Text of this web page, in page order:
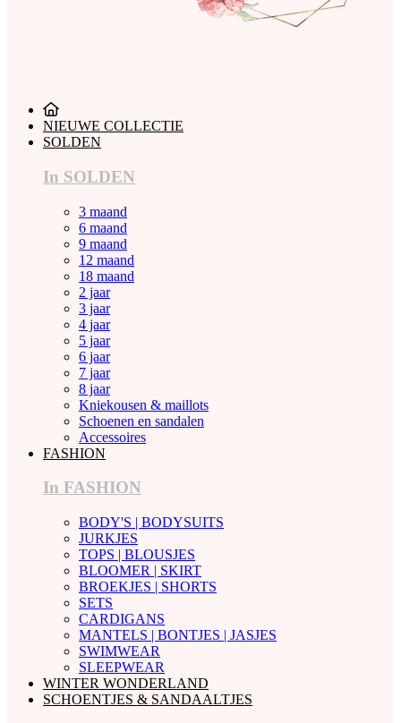
NIEUWE COLLECTIE
SOLDEN
In SOLDEN
3 maand
6 maand
9 maand
12 maand
18 maand
2 jaar
3 jaar
4 jaar
5 jaar
6 jaar
7 jaar
8 jaar
Kniekousen & maillots
Schoenen en sandalen
Accessoires
FASHION
In FASHION
BODY'S | BODYSUITS
JURKJES
TOPS | BLOUSJES
BLOOMER | SKIRT
BROEKJES | SHORTS
SETS
CARDIGANS
MANTELS | BONTJES | JASJES
SWIMWEAR
SLEEPWEAR
WINTER WONDERLAND
SCHOENTJES & SANDAALTJES